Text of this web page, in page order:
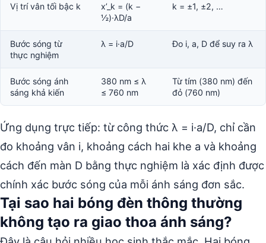
Vị trí vân tối bậc k
x’_k = (k −
½)·λD/a
k = ±1, ±2, …
Bước sóng từ
thực nghiệm
λ = i·a/D Đo i, a, D để suy ra λ
Bước sóng ánh
sáng khả kiến
380 nm ≤ λ
≤ 760 nm
Từ tím (380 nm) đến
đỏ (760 nm)
Ứng dụng trực tiếp: từ công thức λ = i·a/D, chỉ cần
đo khoảng vân i, khoảng cách hai khe a và khoảng
cách đến màn D bằng thực nghiệm là xác định được
chính xác bước sóng của mỗi ánh sáng đơn sắc.
Tại sao hai bóng đèn thông thường
không tạo ra giao thoa ánh sáng?